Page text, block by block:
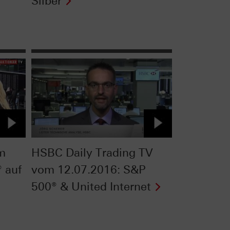
auf
HSBC Daily Trading TV
vom 12.07.2016: S&P
500® & United Internet